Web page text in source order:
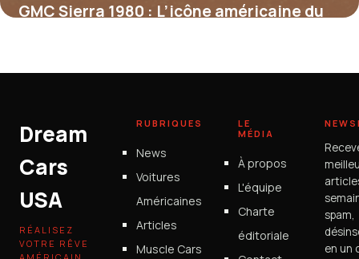
GMC Sierra 1980 : L’icône américaine du
Dream
Cars
USA
RÉALISEZ
VOTRE RÊVE
RUBRIQUES
News
Voitures
Américaines
Articles
Muscle Cars
LE
MÉDIA
À propos
L'équipe
Charte
éditoriale
spam,
en un